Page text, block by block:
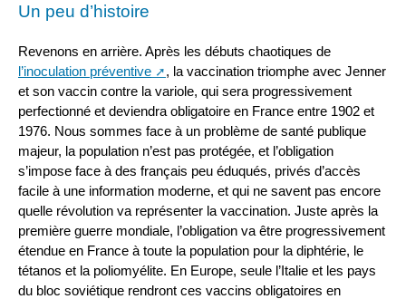
Un peu d’histoire
Revenons en arrière. Après les débuts chaotiques de
l’inoculation préventive
, la vaccination triomphe avec Jenner
et son vaccin contre la variole, qui sera progressivement
perfectionné et deviendra obligatoire en France entre 1902 et
1976. Nous sommes face à un problème de santé publique
majeur, la population n’est pas protégée, et l’obligation
s’impose face à des français peu éduqués, privés d’accès
facile à une information moderne, et qui ne savent pas encore
quelle révolution va représenter la vaccination. Juste après la
première guerre mondiale, l’obligation va être progressivement
étendue en France à toute la population pour la diphtérie, le
tétanos et la poliomyélite. En Europe, seule l’Italie et les pays
du bloc soviétique rendront ces vaccins obligatoires en